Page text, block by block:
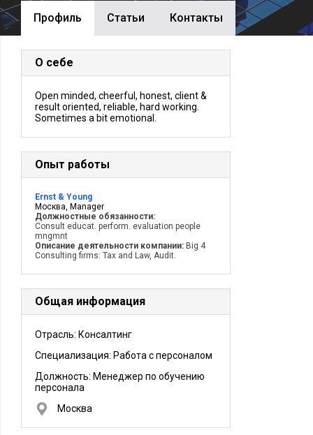
Профиль Cтатьи Контакты
О себе
Open minded, cheerful, honest, client &
result oriented, reliable, hard working.
Sometimes a bit emotional.
Опыт работы
Ernst & Young
Москва, Manager
Должностные обязанности:
Consult educat. perform. evaluation people
mngmnt
Описание деятельности компании: Big 4
Consulting firms: Tax and Law, Audit.
Общая информация
Отрасль: Консалтинг
Специализация: Работа с персоналом
Должность: Менеджер по обучению
персонала
Москва